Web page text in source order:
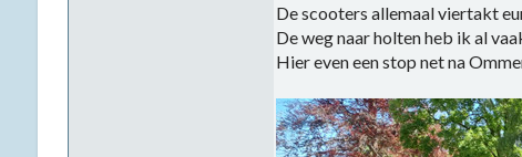
De scooters allemaal viertakt
De weg naar holten heb ik al
Hier even een stop net na